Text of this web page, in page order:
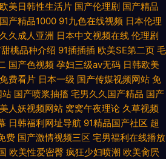
欧美日韩性生活片 国产伦理剧 国产精品
国产精品1000 91九色在线视频 日本伦理
久久成人亚洲 日本中文视频在线 伦理剧
桃品种介绍 91插插插 欧美SE第二页 毛
国产色视频 孕妇三级av无码 日韩欧美
费看片 日本一级 国产传媒视频网站 免
站 国产喷浆抽搐 宅男久久国产精品 国产
人妖视频网站 窝窝午夜理论 久草视频
日韩福利网址导航 91精品国产社区 超
费 国产激情视频三区 宅男福利在线播放
欧美性爱密臀 疯狂少妇喷潮 欧美肏屄